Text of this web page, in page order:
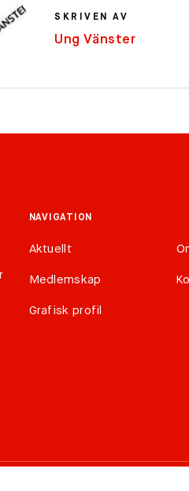
SKRIVEN AV
Ung Vänster
NAVIGATION
Aktuellt
Medlemskap
Grafisk profil